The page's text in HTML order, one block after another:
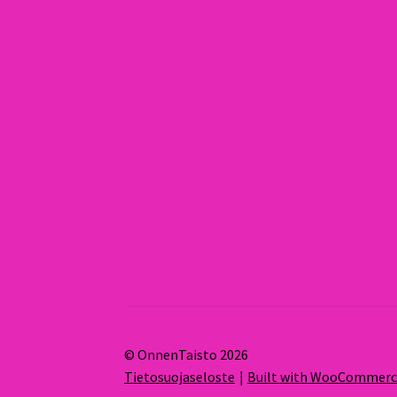
© OnnenTaisto 2026
Tietosuojaseloste
Built with